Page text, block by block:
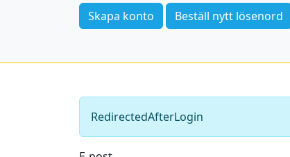
Skapa konto Beställ nytt lösenord
RedirectedAfterLogin